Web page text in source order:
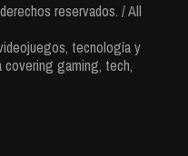
reservados. / All
tecnología y
covering gaming, tech,